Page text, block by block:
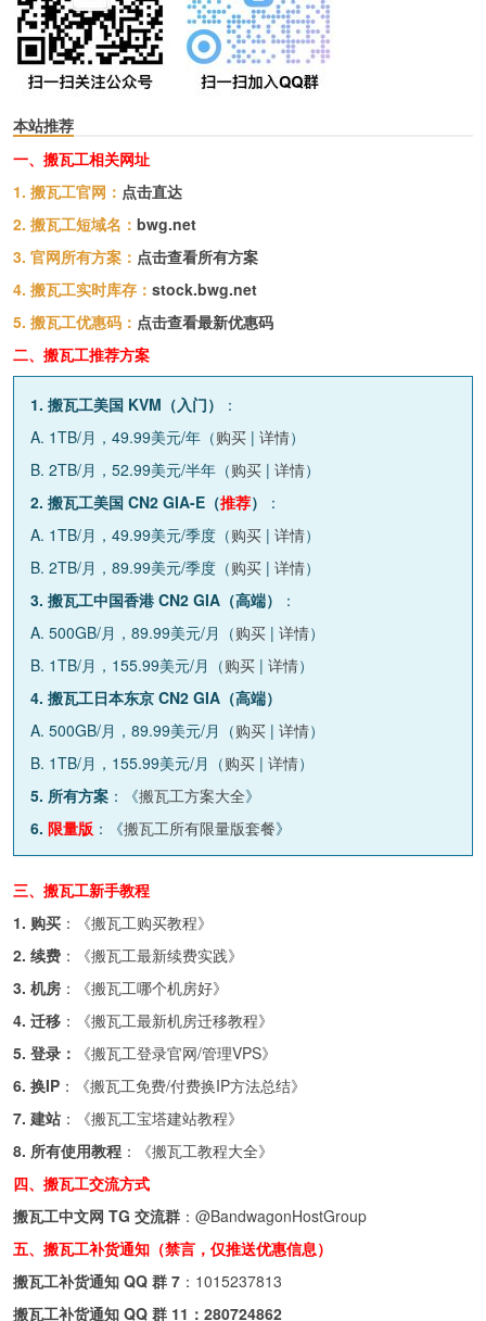
本站推荐
一、搬瓦工相关网址
1. 搬瓦工官网： 点击直达
2. 搬瓦工短域名： bwg.net
3. 官网所有方案： 点击查看所有方案
4. 搬瓦工实时库存： stock.bwg.net
5. 搬瓦工优惠码： 点击查看最新优惠码
二、搬瓦工推荐方案
1. 搬瓦工美国 KVM（入门）
：
A. 1TB/月，49.99美元/年（购买 | 详情）
B. 2TB/月，52.99美元/半年（购买 | 详情）
2. 搬瓦工美国 CN2 GIA-E（推荐）
：
A. 1TB/月，49.99美元/季度（购买 | 详情）
B. 2TB/月，89.99美元/季度（购买 | 详情）
3. 搬瓦工中国香港 CN2 GIA（高端）
：
A. 500GB/月，89.99美元/月（购买 | 详情）
B. 1TB/月，155.99美元/月（购买 | 详情）
4. 搬瓦工日本东京 CN2 GIA（高端）
A. 500GB/月，89.99美元/月（购买 | 详情）
B. 1TB/月，155.99美元/月（购买 | 详情）
5. 所有方案 ：《搬瓦工方案大全》
6. 限量版 ：《搬瓦工所有限量版套餐》
三、搬瓦工新手教程
1. 购买 ：《搬瓦工购买教程》
2. 续费 ：《搬瓦工最新续费实践》
3. 机房 ：《搬瓦工哪个机房好》
4. 迁移 ：《搬瓦工最新机房迁移教程》
5. 登录：
《搬瓦工登录官网/管理VPS》
6. 换IP ：《搬瓦工免费/付费换IP方法总结》
7. 建站 ：《搬瓦工宝塔建站教程》
8. 所有使用教程 ：《搬瓦工教程大全》
四、搬瓦工交流方式
搬瓦工中文网 TG 交流群 ： @BandwagonHostGroup
五、搬瓦工补货通知（禁言，仅推送优惠信息）
搬瓦工补货通知 QQ 群 7 ： 1015237813
搬瓦工补货通知 QQ 群 11： 280724862